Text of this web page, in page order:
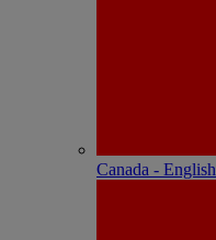
Canada - English